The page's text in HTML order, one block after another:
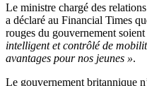
Le ministre chargé des
a déclaré au Financial Times
rouges du gouvernement soient
intelligent et contrôlé de
avantages pour nos jeunes ».
Le gouvernement britannique